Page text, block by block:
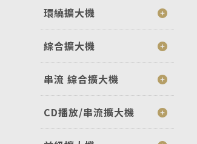
環繞擴大機
綜合擴大機
串流 綜合擴大機
CD播放/串流擴大機